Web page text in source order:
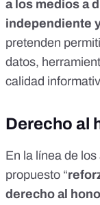
a los medios a
independiente
pretenden
datos,
calidad
Derecho al
En la línea de
propuesto “
derecho al